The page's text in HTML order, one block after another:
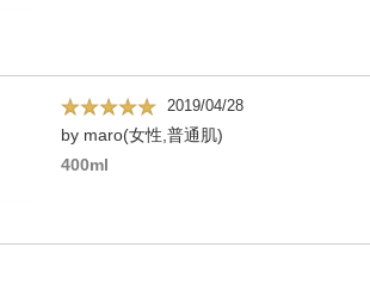
2019/04/28
by maro(女性,普通肌)
400ml